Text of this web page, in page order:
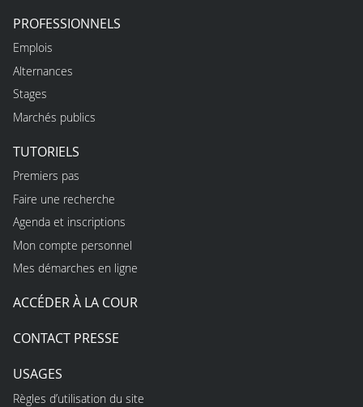
PROFESSIONNELS
Emplois
Alternances
Stages
Marchés publics
TUTORIELS
Premiers pas
Faire une recherche
Agenda et inscriptions
Mon compte personnel
Mes démarches en ligne
ACCÉDER À LA COUR
CONTACT PRESSE
USAGES
Règles d’utilisation du site